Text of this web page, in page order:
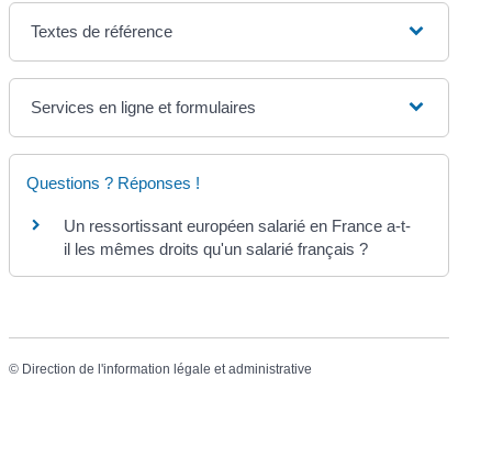
Textes de référence
Services en ligne et formulaires
Questions ? Réponses !
Un ressortissant européen salarié en France a-t-
il les mêmes droits qu'un salarié français ?
© Direction de l'information légale et administrative